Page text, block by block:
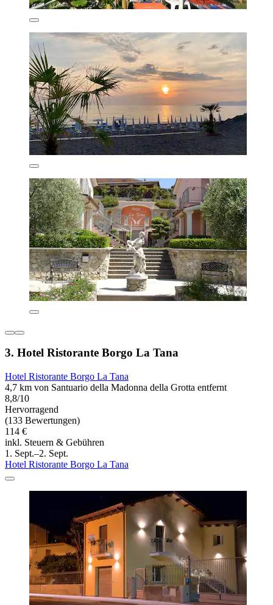
3. Hotel Ristorante Borgo La Tana
Hotel Ristorante Borgo La Tana
4,7 km von Santuario della Madonna della Grotta entfernt
8,8/10
Hervorragend
(133 Bewertungen)
114 €
inkl. Steuern & Gebühren
1. Sept.–2. Sept.
Hotel Ristorante Borgo La Tana